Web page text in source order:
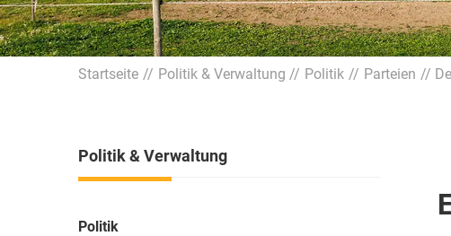
Startseite Politik & Verwaltung Politik Parteien
Politik & Verwaltung
Politik